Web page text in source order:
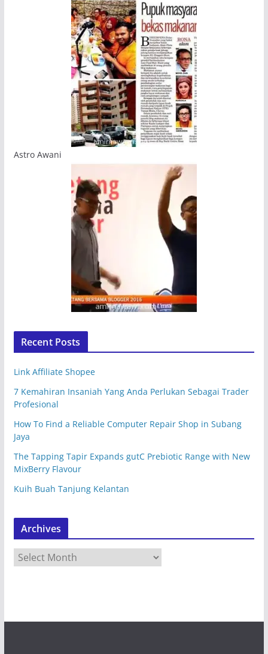
Astro Awani
Recent Posts
Link Affiliate Shopee
7 Kemahiran Insaniah Yang Anda Perlukan Sebagai Trader
Profesional
How To Find a Reliable Computer Repair Shop in Subang
Jaya
The Tapping Tapir Expands gutC Prebiotic Range with New
MixBerry Flavour
Kuih Buah Tanjung Kelantan
Archives
r